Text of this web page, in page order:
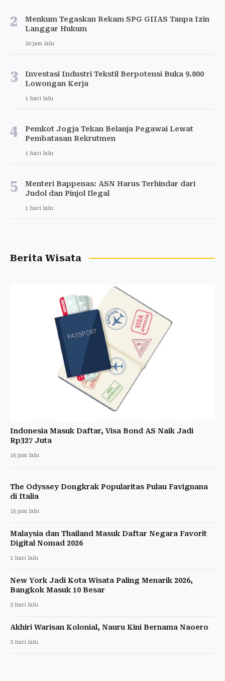
2
Menkum Tegaskan Rekam SPG GIIAS Tanpa Izin
Langgar Hukum
20 jam lalu
3
Investasi Industri Tekstil Berpotensi Buka 9.800
Lowongan Kerja
1 hari lalu
4
Pemkot Jogja Tekan Belanja Pegawai Lewat
Pembatasan Rekrutmen
1 hari lalu
5
Menteri Bappenas: ASN Harus Terhindar dari
Judol dan Pinjol Ilegal
1 hari lalu
Berita Wisata
Indonesia Masuk Daftar, Visa Bond AS Naik Jadi
Rp327 Juta
15 jam lalu
The Odyssey Dongkrak Popularitas Pulau Favignana
di Italia
15 jam lalu
Malaysia dan Thailand Masuk Daftar Negara Favorit
Digital Nomad 2026
1 hari lalu
New York Jadi Kota Wisata Paling Menarik 2026,
Bangkok Masuk 10 Besar
2 hari lalu
Akhiri Warisan Kolonial, Nauru Kini Bernama Naoero
2 hari lalu